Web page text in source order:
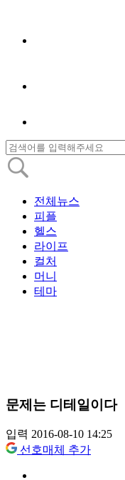
전체뉴스
피플
헬스
라이프
컬처
머니
테마
문제는 디테일이다
입력 2016-08-10 14:25
선호매체 추가